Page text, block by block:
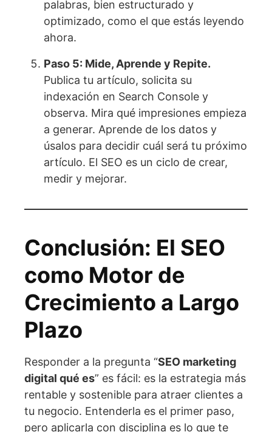
palabras, bien estructurado y
optimizado, como el que estás leyendo
ahora.
Paso 5: Mide, Aprende y Repite.
Publica tu artículo, solicita su
indexación en Search Console y
observa. Mira qué impresiones empieza
a generar. Aprende de los datos y
úsalos para decidir cuál será tu próximo
artículo. El SEO es un ciclo de crear,
medir y mejorar.
Conclusión: El SEO
como Motor de
Crecimiento a Largo
Plazo
Responder a la pregunta “SEO marketing
digital qué es” es fácil: es la estrategia más
rentable y sostenible para atraer clientes a
tu negocio. Entenderla es el primer paso,
pero aplicarla con disciplina es lo que te